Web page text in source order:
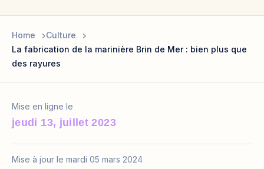
Home
Culture
La fabrication de la marinière Brin de Mer : bien plus que
des rayures
Mise en ligne le
jeudi 13, juillet 2023
Mise à jour le mardi 05 mars 2024